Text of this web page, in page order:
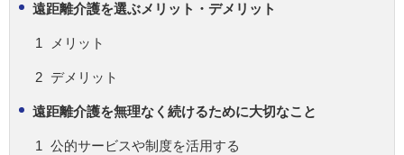
遠距離介護を選ぶメリット・デメリット
メリット
デメリット
遠距離介護を無理なく続けるために大切なこと
公的サービスや制度を活用する